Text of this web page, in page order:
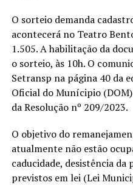
O sorteio demanda
acontecerá no Teatro
1.505. A habilitação da
o sorteio, às 10h. O
Setransp na página 40 da
Oficial do Munícipio
da Resolução nº 209/2023.
O objetivo do
atualmente não estão
caducidade, desistência
previstos em lei (Lei